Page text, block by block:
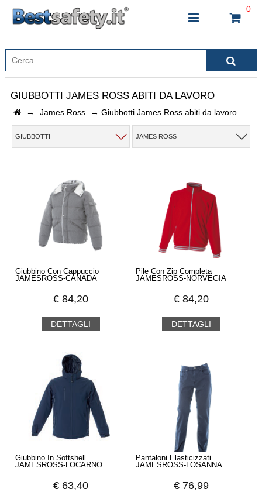
0
INSERISCI IL NOME DEL PRODOTTO CHE STAI
CERCANDO
GIUBBOTTI JAMES ROSS ABITI DA LAVORO
→ James Ross → Giubbotti James Ross abiti da lavoro
GIUBBOTTI JAMES ROSS
Giubbino Con Cappuccio
JAMESROSS-CANADA
€ 84,20
DETTAGLI
Pile Con Zip Completa
JAMESROSS-NORVEGIA
€ 84,20
DETTAGLI
Giubbino In Softshell
JAMESROSS-LOCARNO
€ 63,40
Pantaloni Elasticizzati
JAMESROSS-LOSANNA
€ 76,99